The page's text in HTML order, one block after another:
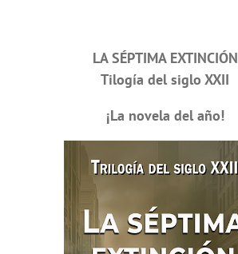
LA SÉPTIMA EXTINCIÓN
Tilogía del siglo XXII
¡La novela del año!